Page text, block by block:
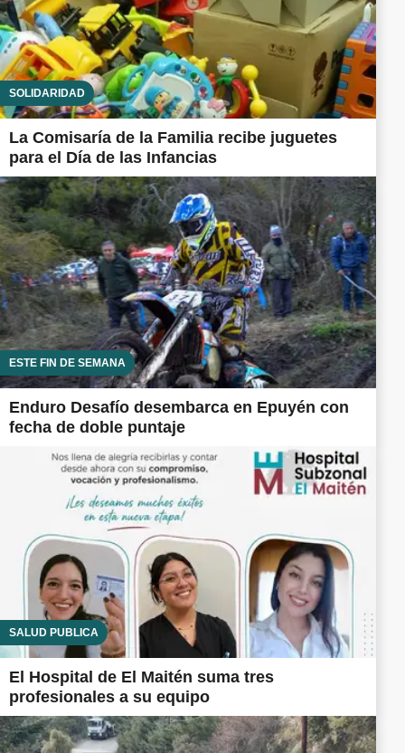
SOLIDARIDAD
La Comisaría de la Familia recibe juguetes
para el Día de las Infancias
ESTE FIN DE SEMANA
Enduro Desafío desembarca en Epuyén con
fecha de doble puntaje
SALUD PÚBLICA
El Hospital de El Maitén suma tres
profesionales a su equipo